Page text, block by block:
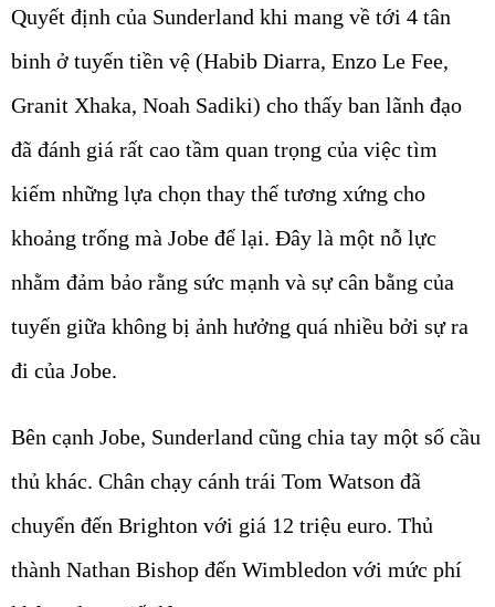
Quyết định của Sunderland khi mang về tới 4 tân
binh ở tuyến tiền vệ (Habib Diarra, Enzo Le Fee,
Granit Xhaka, Noah Sadiki) cho thấy ban lãnh đạo
đã đánh giá rất cao tầm quan trọng của việc tìm
kiếm những lựa chọn thay thế tương xứng cho
khoảng trống mà Jobe để lại. Đây là một nỗ lực
nhằm đảm bảo rằng sức mạnh và sự cân bằng của
tuyến giữa không bị ảnh hưởng quá nhiều bởi sự ra
đi của Jobe.
Bên cạnh Jobe, Sunderland cũng chia tay một số cầu
thủ khác. Chân chạy cánh trái Tom Watson đã
chuyển đến Brighton với giá 12 triệu euro. Thủ
thành Nathan Bishop đến Wimbledon với mức phí